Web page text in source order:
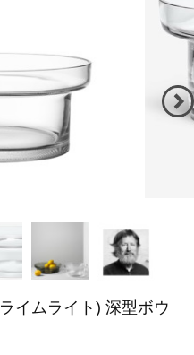
イムライト) 深型ボウ